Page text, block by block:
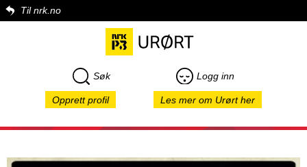
Til nrk.no
Søk Logg inn
Opprett profil Les mer om Urørt her